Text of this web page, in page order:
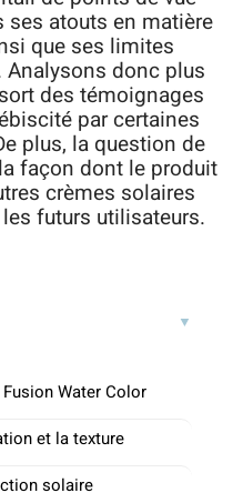
ses atouts en matière
que ses limites
donc plus
des témoignages
par certaines
plus, la question de
façon dont le produit
crèmes solaires
futurs utilisateurs.
Water Color
et la texture
solaire